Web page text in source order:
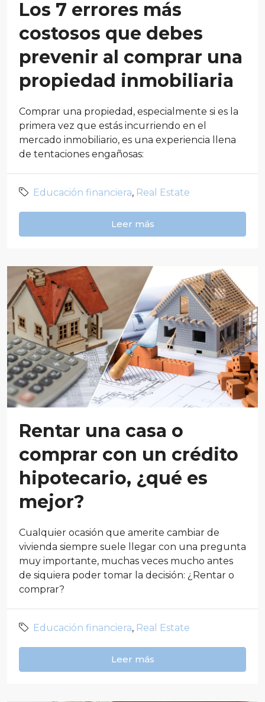
Los 7 errores más
costosos que debes
prevenir al comprar una
propiedad inmobiliaria
Comprar una propiedad, especialmente si es la
primera vez que estás incurriendo en el
mercado inmobiliario, es una experiencia llena
de tentaciones engañosas:
Educación financiera, Real Estate
Leer más
Rentar una casa o
comprar con un crédito
hipotecario, ¿qué es
mejor?
Cualquier ocasión que amerite cambiar de
vivienda siempre suele llegar con una pregunta
muy importante, muchas veces mucho antes
de siquiera poder tomar la decisión: ¿Rentar o
comprar?
Educación financiera, Real Estate
Leer más